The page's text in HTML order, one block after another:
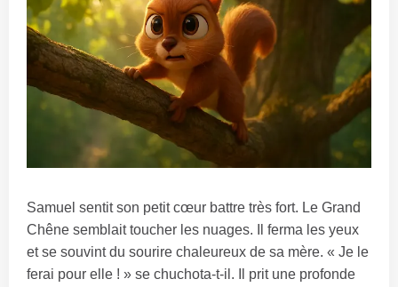
Samuel sentit son petit cœur battre très fort. Le Grand
Chêne semblait toucher les nuages. Il ferma les yeux
et se souvint du sourire chaleureux de sa mère. « Je le
ferai pour elle ! » se chuchota-t-il. Il prit une profonde